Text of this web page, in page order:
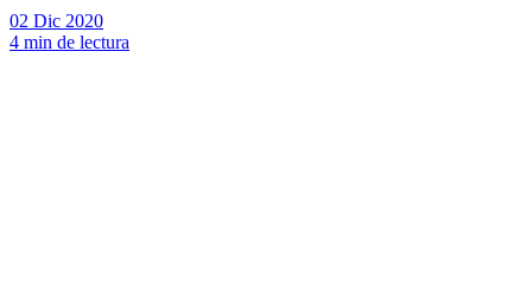
02 Dic 2020
4 min de lectura